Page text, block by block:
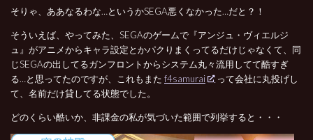
そりゃ、ああなるわな…というかSEGA悪くなかった…だと？！
そういえば、やってみた、SEGAのゲームで『アンジュ・ヴィエルジ
ュ』がアニメからキャラ設定とかパクりまくってるだけじゃなくて、同
じSEGAの出してるガンフロントからシステム丸々流用してて酷すぎ
る…と思ってたのですが、これもまた f4samurai
って会社に丸投げし
て、名前だけ貸してる状態でした。
どのくらい酷いか、非課金の私が気づいた範囲で列挙すると・・・